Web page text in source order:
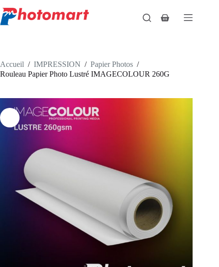
au
contenu
Panier
Accueil / IMPRESSION / Papier Photos /
Rouleau Papier Photo Lustré IMAGECOLOUR 260G